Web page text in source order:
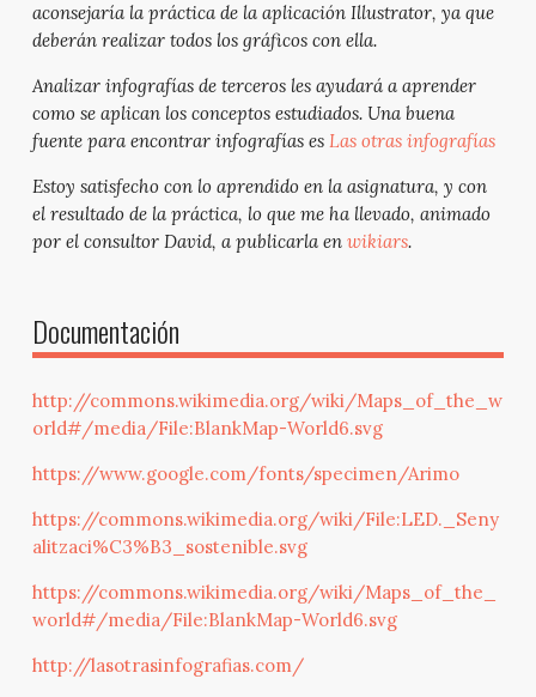
aconsejaría la práctica de la aplicación Illustrator, ya que
deberán realizar todos los gráficos con ella.
Analizar infografías de terceros les ayudará a aprender
como se aplican los conceptos estudiados. Una buena
fuente para encontrar infografías es Las otras infografías
Estoy satisfecho con lo aprendido en la asignatura, y con
el resultado de la práctica, lo que me ha llevado, animado
por el consultor David, a publicarla en wikiars.
Documentación
http://commons.wikimedia.org/wiki/Maps_of_the_w
orld#/media/File:BlankMap-World6.svg
https://www.google.com/fonts/specimen/Arimo
https://commons.wikimedia.org/wiki/File:LED._Seny
alitzaci%C3%B3_sostenible.svg
https://commons.wikimedia.org/wiki/Maps_of_the_
world#/media/File:BlankMap-World6.svg
http://lasotrasinfografias.com/